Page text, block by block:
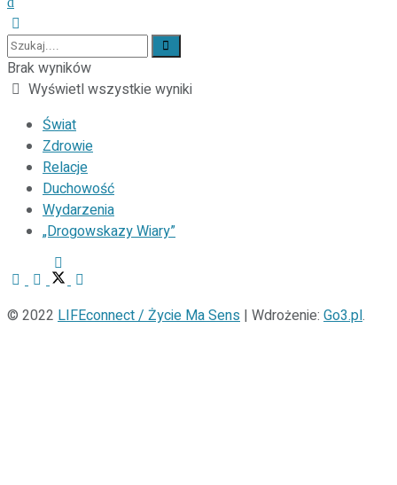
Brak wyników
Wyświetl wszystkie wyniki
Świat
Zdrowie
Relacje
Duchowość
Wydarzenia
„Drogowskazy Wiary”
© 2022 LIFEconnect / Życie Ma Sens | Wdrożenie: Go3.pl.